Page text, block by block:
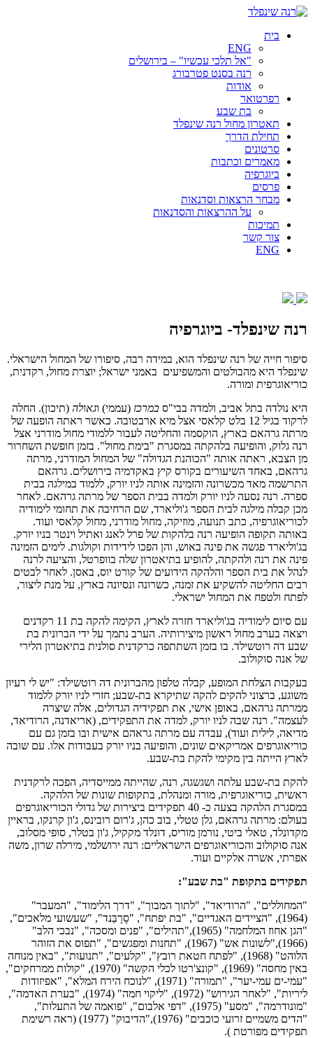
בית
ENG
"אל תלכי עכשיו" – בירושלים
רנה בסנט פטרבורג
אודות
רפרטואר
בת שבע
תאטרון מחול רנה שינפלד
תחילת הדרך
סרטונים
מאמרים וכתבות
ביוגרפיה
פרסים
מבחר הרצאות וסדנאות
על ההרצאות והסדנאות
תמיכות
צור קשר
ENG
רנה שינפלד- ביוגרפיה
סיפור חייה של רנה שינפלד הוא, במידה רבה, סיפורו של המחול הישראלי.
שינפלד היא מהבולטים והמשפיעים באמני ישראל; יוצרת מחול, רקדנית,
כוריאוגרפית ומורה.
היא נולדה בתל אביב, ולמדה בבי"ס במרכז (עממי) וגאולה (תיכון). החלה
לרקוד בגיל 12 בלט קלאסי אצל מיא ארבטובה. כאשר ראתה הופעה של
מרתה גרהאם בארץ, הוקסמה והחליטה לעבור ללמודי מחול מודרני אצל
רנה גלוק, והופיעה בלהקתה במסגרת "בימת מחול". בזמן חופשת השחרור
מן הצבא, ראתה אותה "הכוהנת הגדולה" של המחול המודרני, מרתה
גרהאם, באחד השיעורים בקורס קיץ באקדמיה בירושלים. גרהאם
התרשמה מאד מכשרונה והזמינה אותה לניו יורק, ללמוד במילגה בבית
ספרה. רנה נסעה לניו יורק ולמדה בבית הספר של מרתה גרהאם. לאחר
מכן קבלה מילגה לבית הספר ג'וליארד, שם הרחיבה את תחומי לימודיה
לכוריאוגרפיה, כתב תנועה, מוזיקה, מחול מודרני, מחול קלאסי ועוד.
באותה תקופה הופיעה רנה בלהקות של פרל לאנג ואתיל וינטר בניו יורק.
בג'וליארד פגשה את פינה באוש, והן הפכו לידידות וקולגות. לימים הזמינה
פינה את רנה ולהקתה, להופיע בתיאטרון שלה בוופרטל, והציעה לרנה
לנהל את בית הספר והלהקה הידועים של קורט יוס, באסן. לאחר לבטים
רבים החליטה להשקיע את זמנה, כשרונה ונסיונה בארץ, על מנת ליצור,
לפתח ולטפח את המחול ישראלי.
עם סיום לימודיה בג'וליארד חזרה לארץ, הקימה להקה בת 11 רקדנים
ויצאה בערב מחול ראשון מיצירותיה. הערב נתמך על ידי הברונית בת
שבע דה רוטשילד. בו בזמן השתתפה כרקדנית סולנית בתיאטרון הלירי
של אנה סוקולוב.
בעקבות הצלחת המופע, קבלה טלפון מהברונית דה רוטשילד: "יש לי רעיון
משוגע, ברצוני להקים להקה שתיקרא בת-שבע; חזרי לניו יורק ללמוד
ממרתה גרהאם, באופן אישי, את תפקידיה הגדולים, אלה שיצרה
לעצמה". רנה שבה לניו יורק, למדה את התפקידים, (אריאדנה, הרודיאד,
מדיאה, לילית ועוד), עבדה עם מרתה גראהם אישית ובו בזמן גם עם
כוריאוגרפים אמריקאים שונים, והופיעה בניו יורק בעבודות אלו. עם שובה
לארץ הייתה בין מקימי להקת בת-שבע.
להקת בת-שבע עלתה ושגשגה, רנה, שהייתה ממייסדיה, הפכה לרקדנית
ראשית, כוריאוגרפית, מורה ומנהלת, בתקופות שונות של הלהקה.
במסגרת הלהקה בצעה כ- 40 תפקידים ביצירות של גדולי הכוריאוגרפים
בעולם: מרתה גרהאם, גלן טטלי, בוב כהן, ג'רום רובינס, ג'ון קרנקו, בראיין
מקדונלד, טאלי ביטי, נורמן מוריס, דונלד מקקיל, ג'ון בטלר, סופי מסלוב,
אנה סוקולוב והכוריאוגרפים הישראליים: רנה ירושלמי, מירלה שרון, משה
אפרתי, אשרה אלקיים ועוד.
תפקידים בתקופת "בת שבע":
"המחוללים", "הרודיאד", "לתוך המבוך", "דרך הלימוד", "המעבר"
(1964), "הציידים האגדיים", "בת יפתח", "סָרָבַּנד", "שעשועי מלאכים",
"הגן אחוז המלחמה" (1965),"תהילים", "פנים ומסכה", "נבכי הלב"
(1966),"לשונות אש" (1967), "תחנות ומפגשים", "תפוס את הזוהר
הלוהט" (1968), "לפתח חטאת רובץ", "קלעים", "תנועות", "באין מנוחה
באין מחסה" (1969), "קונצ'רטו לכלי הקשה" (1970), "קולות ממרחקים",
"עמי-ים עמי-יער", "תמורה" (1971), "לנוכח הירח המלא", "אפיזודות
ליריות", "לאחר הגירוש" (1972), "ליקוי חמה" (1974), "בערת האדמה",
"מונודרמה", "מסע" (1975), "דפי אלבום", "פואמה של התעלות",
"הדים משמיים זרועי כוכבים" (1976),"הדיבוק" (1977) (ראה רשימת
תפקידים מפורטת ).